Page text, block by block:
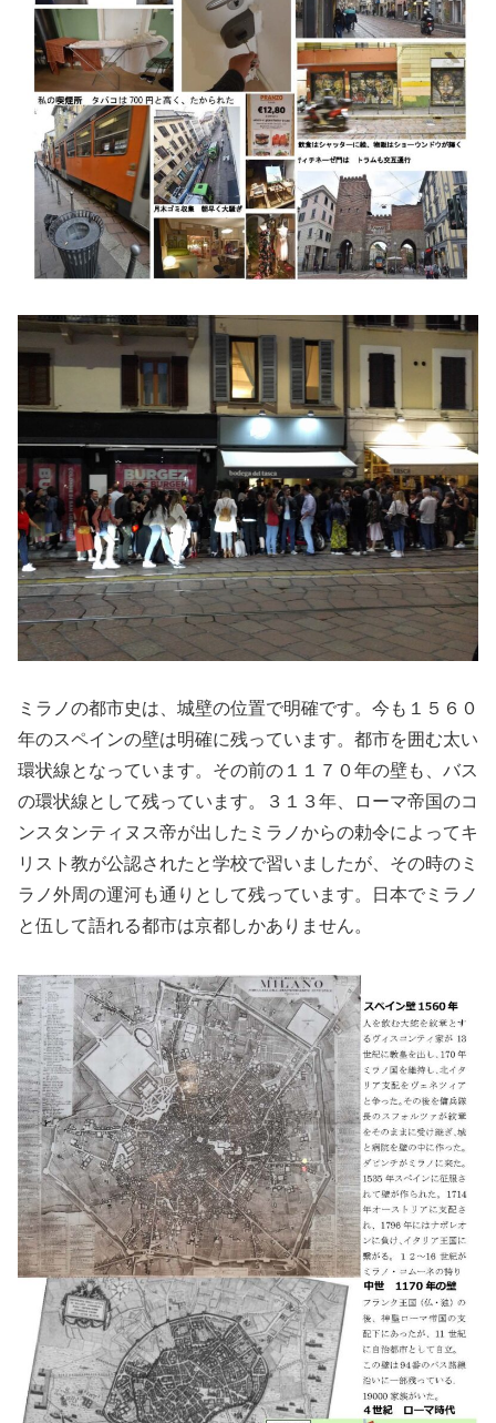
ミラノの都市史は、城壁の位置で明確です。今も１５６０
年のスペインの壁は明確に残っています。都市を囲む太い
環状線となっています。その前の１１７０年の壁も、バス
の環状線として残っています。３１３年、ローマ帝国のコ
ンスタンティヌス帝が出したミラノからの勅令によってキ
リスト教が公認されたと学校で習いましたが、その時のミ
ラノ外周の運河も通りとして残っています。日本でミラノ
と伍して語れる都市は京都しかありません。